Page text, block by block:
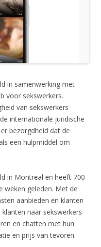
in samenwerking met
voor sekswerkers.
van sekswerkers
internationale juridische
bezorgdheid dat de
een hulpmiddel om
in Montreal en heeft 700
weken geleden. Met de
aanbieden en klanten
naar sekswerkers
en chatten met hun
en prijs van tevoren.